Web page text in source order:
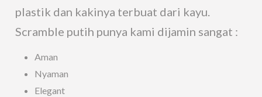
plastik dan kakinya terbuat dari kayu.
Scramble putih punya kami dijamin sangat :
Aman
Nyaman
Elegant